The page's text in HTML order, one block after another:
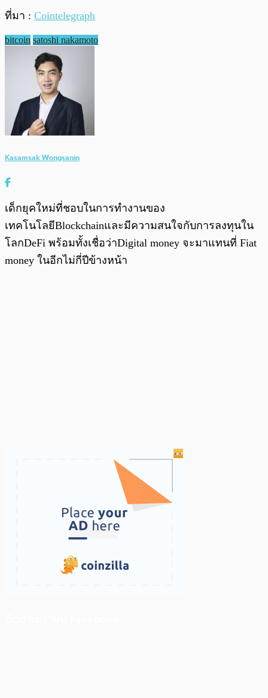
ที่มา : Cointelegraph
bitcoin satoshi nakamoto
Kasamsak Wongsanin
เด็กยุคใหม่ที่ชอบในการทำงานของ
เทคโนโลยีBlockchainและมีความสนใจกับการลงทุนใน
โลกDeFi พร้อมทั้งเชื่อว่าDigital money จะมาแทนที่ Fiat
money ในอีกไม่กี่ปีข้างหน้า